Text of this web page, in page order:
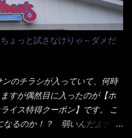
んは、ノンフライ・ノンスチー
味のストレートめんです。 豚
を加えた辛さとコクが凝縮さ
油に赤ラー油とごま油を使用
ています。 調味油をスープ
具を持ち上げて・・・ ええや
から細身で熱を加えてもへた
熱加えるとダラーっとなるん
ヤシが良いバランスで・・・
映える...
るのを、しっかり確認し買う
量にも若干有り差がでてるだ
べてみると・・・結構美味し
ースとマカロニの絡まった食
カレー用のスプーンを使って
んだよねぇ～（このスプーン
頂きましたが、まずまずの美
の。すくい上げ力の良さを再
ょっと試さなけりゃ～ダメだ
のチラシが入っていて、何時
すが偶然目に入ったのが【ホ
イス特得クーポン】です。 こ
るのか！？ 弱いんだよナァ